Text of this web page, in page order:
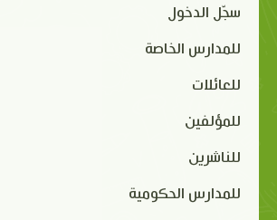
سجّل الدخول
للمدارس الخاصة
للعائلات
للمؤلفين
للناشرين
للمدارس الحكومية